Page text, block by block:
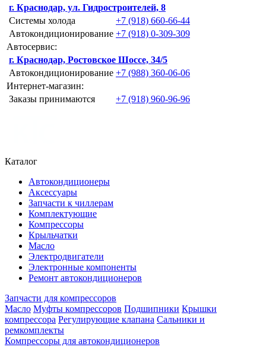
г. Краснодар, ул. Гидростроителей, 8
Системы холода
+7 (918) 660-66-44
Автокондиционирование +7 (918) 0-309-309
Автосервис:
г. Краснодар, Ростовское Шоссе, 34/5
Автокондиционирование +7 (988) 360-06-06
Интернет-магазин:
Заказы принимаются
+7 (918) 960-96-96
Каталог
Автокондиционеры
Аксессуары
Запчасти к чиллерам
Комплектующие
Компрессоры
Крыльчатки
Масло
Электродвигатели
Электронные компоненты
Ремонт автокондиционеров
Запчасти для компрессоров
Масло Муфты компрессоров Подшипники Крышки
компрессора Регулирующие клапана Сальники и
ремкомплекты
Компрессоры для автокондиционеров